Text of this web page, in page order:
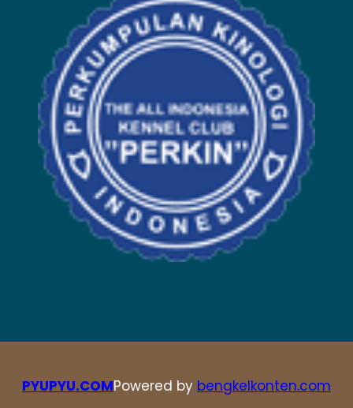
PYUPYU.COMPowered by bengkelkonten.com